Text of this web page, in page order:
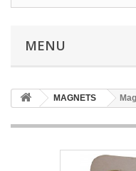
MENU
MAGNETS